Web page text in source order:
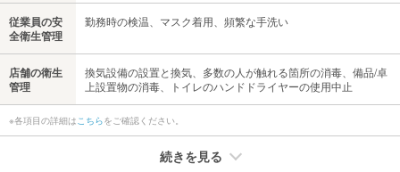
従業員の安
全衛生管理
勤務時の検温、マスク着用、頻繁な手洗い
店舗の衛生
管理
換気設備の設置と換気、多数の人が触れる箇所の消毒、備品/卓
上設置物の消毒、トイレのハンドドライヤーの使用中止
※各項目の詳細はこちらをご確認ください。
続きを見る